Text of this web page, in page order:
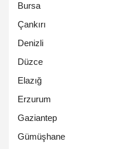
Bursa
Çankırı
Denizli
Düzce
Elazığ
Erzurum
Gaziantep
Gümüşhane